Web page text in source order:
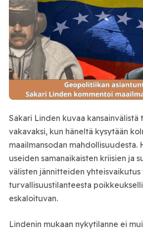
Sakari Linden kuvaa kansainvälistä
vakavaksi, kun häneltä kysytään
maailmansodan mahdollisuudesta.
useiden samanaikaisten kriisien ja
välisten jännitteiden
turvallisuustilanteesta
eskaloituvan.
Lindenin mukaan nykytilanne ei